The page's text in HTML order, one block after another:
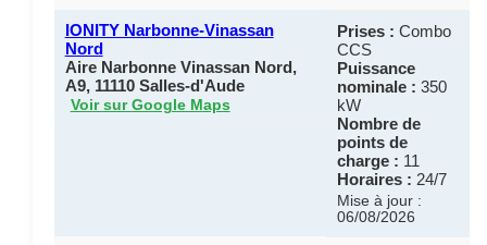
IONITY Narbonne-Vinassan
Nord
Aire Narbonne Vinassan Nord,
A9, 11110 Salles-d'Aude
Voir sur Google Maps
Prises : Combo
CCS
Puissance
nominale : 350
kW
Nombre de
points de
charge : 11
Horaires : 24/7
Mise à jour :
06/08/2026